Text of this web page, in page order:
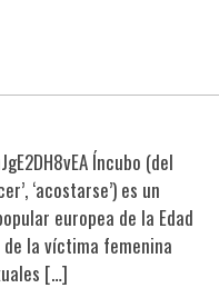
Íncubo (del
‘acostarse’) es un
europea de la Edad
de la víctima femenina
[…]